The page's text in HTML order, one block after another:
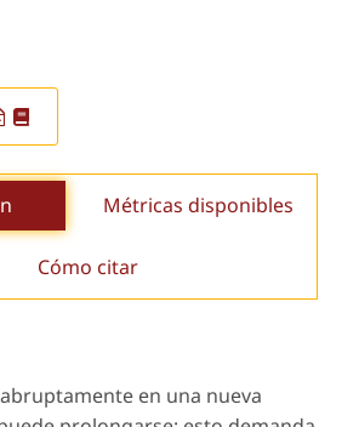
Métricas disponibles
Cómo citar
en una nueva